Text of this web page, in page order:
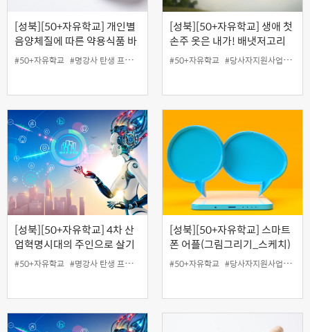
[성북][50+자유학교] 개인별
음양체질에 따른 약용식품 바
로알기
#50+자유학교 #명강사 탄생 프로젝트
[성북][50+자유학교] 생애 첫
손주 옷은 내가! 배냇저고리
만들기
#50+자유학교 #당사자지원사업 #무료
[성북][50+자유학교] 4차 산
업혁명시대의 주인으로 살기
(우리는 어떻게 준비해야 하
#50+자유학교 #명강사 탄생 프로젝트
[성북][50+자유학교] 스마트
폰 어플(그림그리기_스케치)
로 풍경 일러스트 그리기(안드
로이드폰 사용자만 참여 가능
#50+자유학교 #당사자지원사업 #무료